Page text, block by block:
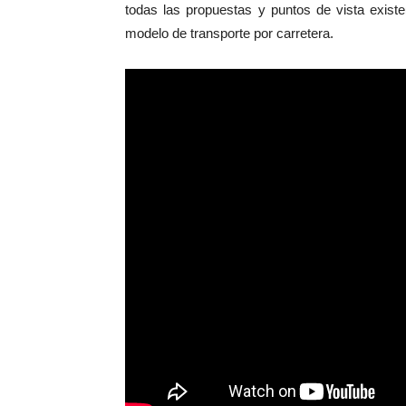
todas las propuestas y puntos de vista
modelo de transporte por carretera.